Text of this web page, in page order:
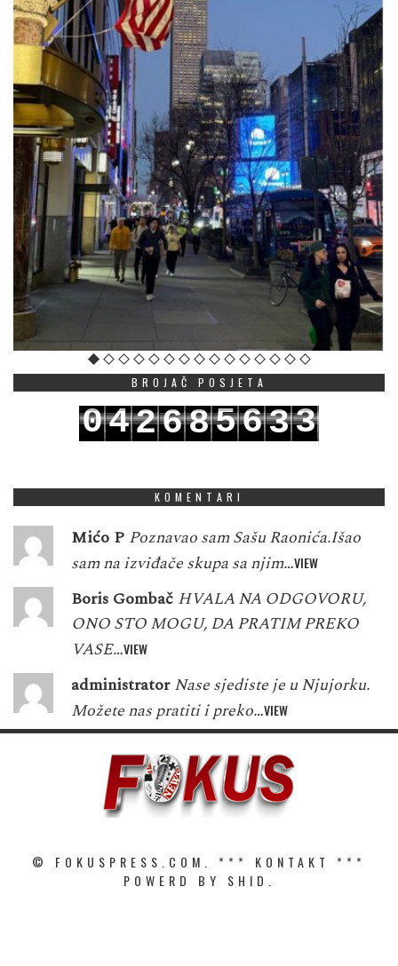
BROJAČ POSJETA
042685633
KOMENTARI
Mićo P Poznavao sam Sašu Raonića.Išao
sam na izviđače skupa sa njim…VIEW
Boris Gombač HVALA NA ODGOVORU,
ONO STO MOGU, DA PRATIM PREKO
VASE…VIEW
administrator Nase sjediste je u Njujorku.
Možete nas pratiti i preko…VIEW
© FOKUSPRESS.COM. *** KONTAKT
***
POWERD BY SHID.